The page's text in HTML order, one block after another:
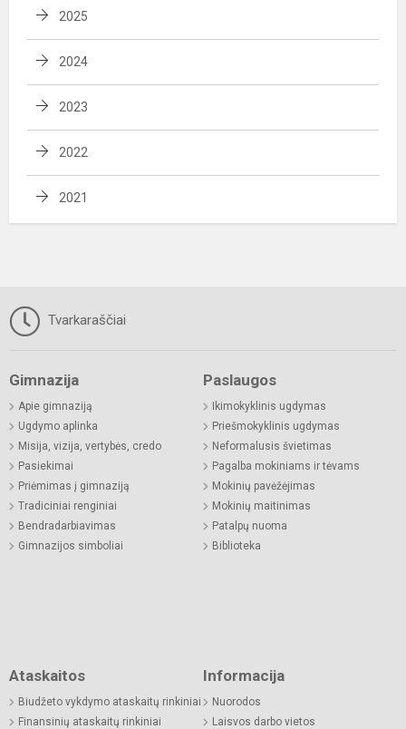
2025
2024
2023
2022
2021
Tvarkaraščiai
Gimnazija
Apie gimnaziją
Ugdymo aplinka
Misija, vizija, vertybės, credo
Pasiekimai
Priėmimas į gimnaziją
Tradiciniai renginiai
Bendradarbiavimas
Gimnazijos simboliai
Paslaugos
Ikimokyklinis ugdymas
Priešmokyklinis ugdymas
Neformalusis švietimas
Pagalba mokiniams ir tėvams
Mokinių pavėžėjimas
Mokinių maitinimas
Patalpų nuoma
Biblioteka
Ataskaitos
Biudžeto vykdymo ataskaitų rinkiniai
Finansinių ataskaitų rinkiniai
Informacija
Nuorodos
Laisvos darbo vietos